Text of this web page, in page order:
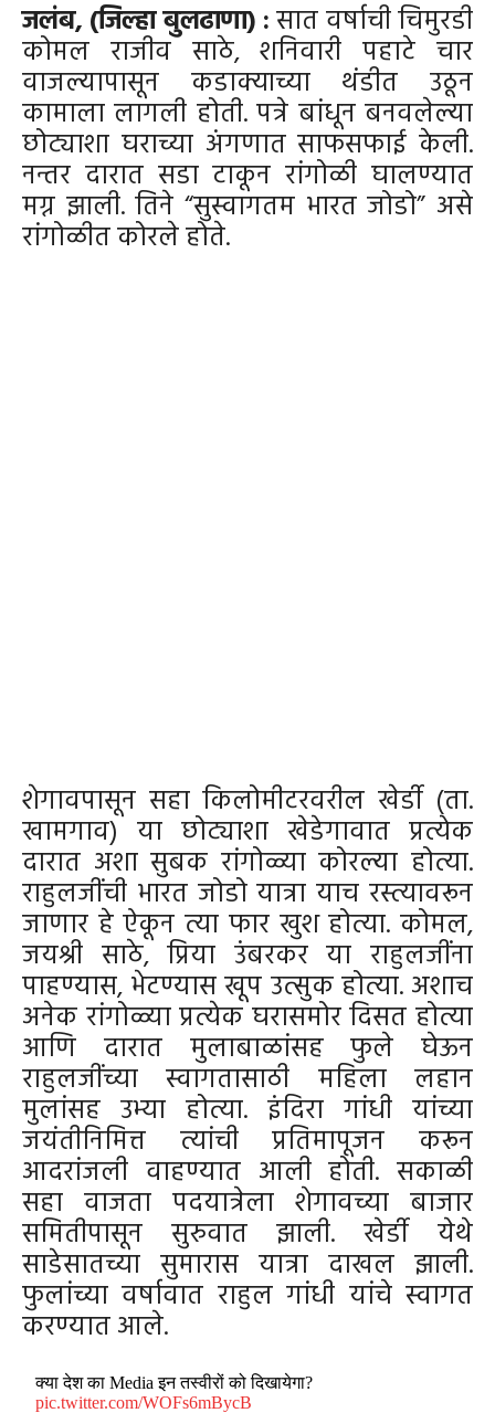
जलंब, (जिल्हा बुलढाणा) :सात वर्षाची चिमुरडी
कोमल राजीव साठे, शनिवारी पहाटे चार
वाजल्यापासून कडाक्याच्या थंडीत उठून
कामाला लागली होती. पत्रे बांधून बनवलेल्या
छोट्याशा घराच्या अंगणात साफसफाई केली.
नन्तर दारात सडा टाकून रांगोळी घालण्यात
मग्न झाली. तिने “सुस्वागतम भारत जोडो” असे
रांगोळीत कोरले होते.
शेगावपासून सहा किलोमीटरवरील खेर्डी (ता.
खामगाव) या छोट्याशा खेडेगावात प्रत्येक
दारात अशा सुबक रांगोळ्या कोरल्या होत्या.
राहुलजींची भारत जोडो यात्रा याच रस्त्यावरून
जाणार हे ऐकून त्या फार खुश होत्या. कोमल,
जयश्री साठे, प्रिया उंबरकर या राहुलजींना
पाहण्यास, भेटण्यास खूप उत्सुक होत्या. अशाच
अनेक रांगोळ्या प्रत्येक घरासमोर दिसत होत्या
आणि दारात मुलाबाळांसह फुले घेऊन
राहुलजींच्या स्वागतासाठी महिला लहान
मुलांसह उभ्या होत्या. इंदिरा गांधी यांच्या
जयंतीनिमित्त त्यांची प्रतिमापूजन करून
आदरांजली वाहण्यात आली होती. सकाळी
सहा वाजता पदयात्रेला शेगावच्या बाजार
समितीपासून सुरुवात झाली. खेर्डी येथे
साडेसातच्या सुमारास यात्रा दाखल झाली.
फुलांच्या वर्षावात राहुल गांधी यांचे स्वागत
करण्यात आले.
क्या देश का Media इन तस्वीरों को दिखायेगा?
pic.twitter.com/WOFs6mBycB